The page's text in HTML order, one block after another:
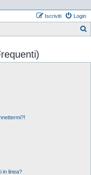
Login
Iscriviti
c
in linea?